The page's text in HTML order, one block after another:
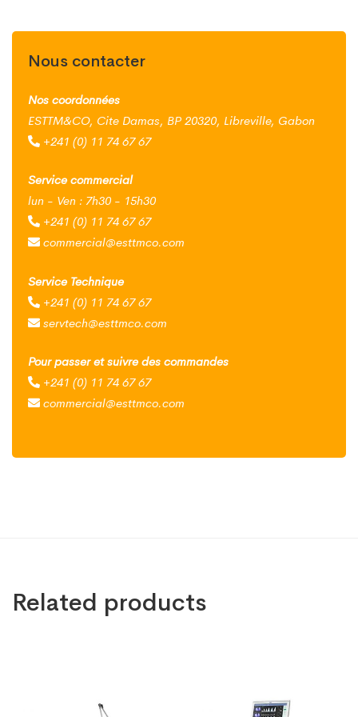
Nous contacter
Nos coordonnées
ESTTM&CO, Cite Damas, BP 20320, Libreville, Gabon
+241 (0) 11 74 67 67
Service commercial
lun - Ven : 7h30 - 15h30
+241 (0) 11 74 67 67
commercial@esttmco.com
Service Technique
+241 (0) 11 74 67 67
servtech@esttmco.com
Pour passer et suivre des commandes
+241 (0) 11 74 67 67
commercial@esttmco.com
Related products